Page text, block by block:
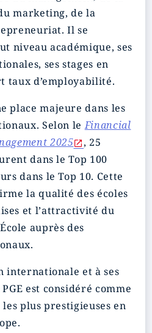
marketing, de la
Il se
niveau académique, ses
ses stages en
taux d’employabilité.
place majeure dans les
Selon leFinancial
2025
, 25
dans le Top 100
dans le Top 10. Cette
la qualité des écoles
et l’attractivité du
auprès des
internationale et à ses
est considéré comme
plus prestigieuses en